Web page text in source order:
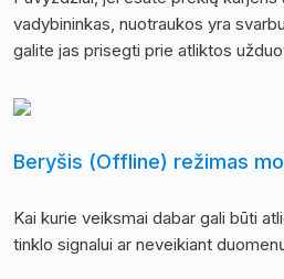
vadybininkas, nuotraukos yra
galite jas prisegti prie atliktos
Beryšis (Offline) režimas
Kai kurie veiksmai dabar gali būti
tinklo signalui ar neveikiant